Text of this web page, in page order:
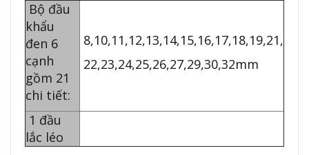
Bộ đầu
khẩu
đen 6
cạnh
gồm 21
chi tiết:
8,10,11,12,13,14,15,16,17,18,19,21,
22,23,24,25,26,27,29,30,32mm
1 đầu
lắc léo